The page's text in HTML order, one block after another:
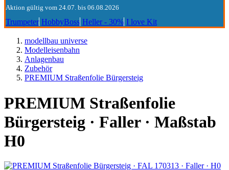
Aktion gültig vom 24.07. bis 06.08.2026
Trumpeter HobbyBoss Heller - 30% I love Kit
modellbau universe
Modelleisenbahn
Anlagenbau
Zubehör
PREMIUM Straßenfolie Bürgersteig
PREMIUM Straßenfolie
Bürgersteig · Faller · Maßstab
H0